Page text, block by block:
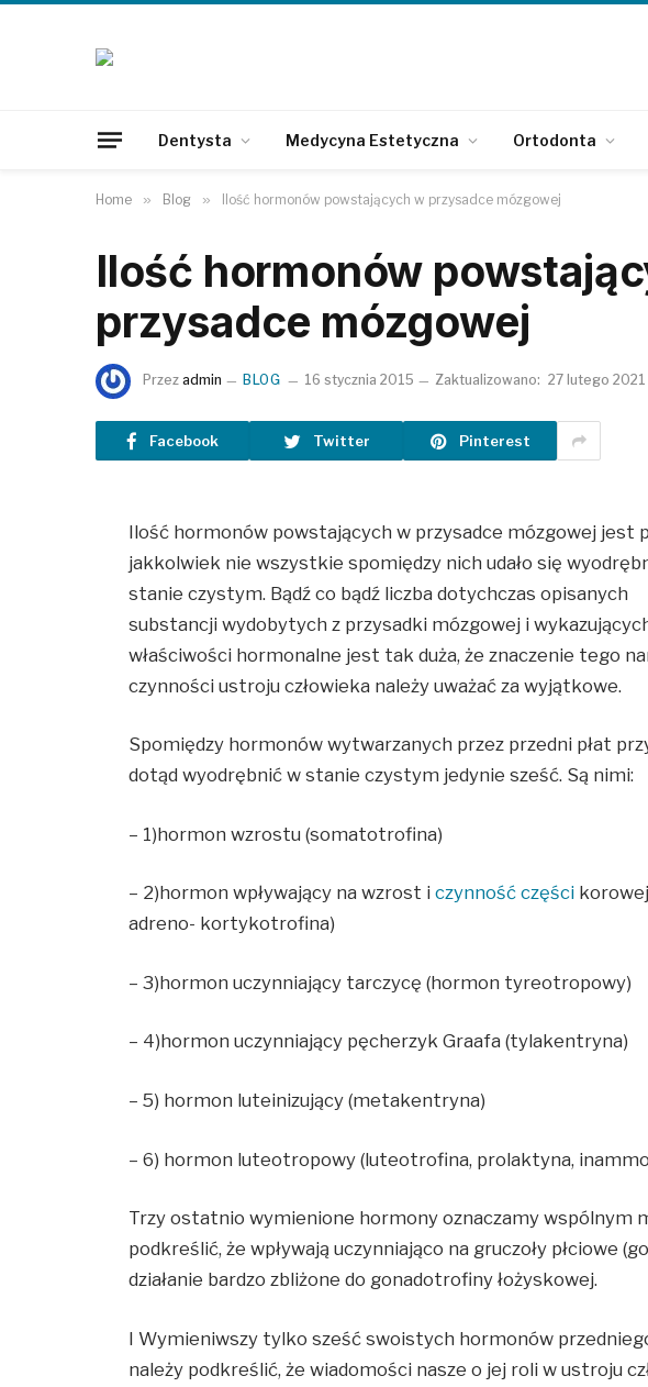
Dentysta Medycyna Estetyczna Ortodonta
Home » Blog » Ilość hormonów powstających w przysadce mózgowej
Ilość hormonów
przysadce mózgowej
Przez admin BLOG 16 stycznia 2015 Zaktualizowano: 27 lutego 2021
Facebook Twitter Pinterest
Ilość hormonów powstających w przysadce mózgowej jest
jakkolwiek nie wszystkie spomiędzy nich udało się
stanie czystym. Bądź co bądź liczba dotychczas opisanych
substancji wydobytych z przysadki mózgowej i
właściwości hormonalne jest tak duża, że znaczenie tego
czynności ustroju człowieka należy uważać za wyjątkowe.
Spomiędzy hormonów wytwarzanych przez przedni płat
dotąd wyodrębnić w stanie czystym jedynie sześć. Są nimi:
– 1)hormon wzrostu (somatotrofina)
– 2)hormon wpływający na wzrost iczynność części
adreno- kortykotrofina)
– 3)hormon uczynniający tarczycę (hormon tyreotropowy)
– 4)hormon uczynniający pęcherzyk Graafa (tylakentryna)
– 5) hormon luteinizujący (metakentryna)
– 6) hormon luteotropowy (luteotrofina, prolaktyna,
Trzy ostatnio wymienione hormony oznaczamy wspólnym
podkreślić, że wpływają uczynniająco na gruczoły płciowe
działanie bardzo zbliżone do gonadotrofiny łożyskowej.
I Wymieniwszy tylko sześć swoistych hormonów
należy podkreślić, że wiadomości nasze o jej roli w ustroju